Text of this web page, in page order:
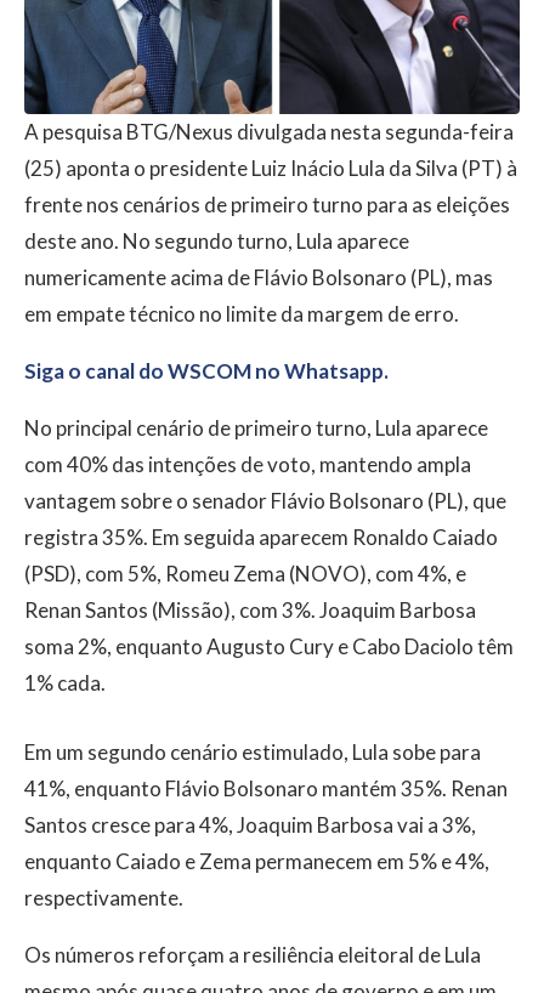
A pesquisa BTG/Nexus divulgada nesta segunda-feira
(25) aponta o presidente Luiz Inácio Lula da Silva (PT) à
frente nos cenários de primeiro turno para as eleições
deste ano. No segundo turno, Lula aparece
numericamente acima de Flávio Bolsonaro (PL), mas
em empate técnico no limite da margem de erro.
Siga o canal do WSCOM no Whatsapp.
No principal cenário de primeiro turno, Lula aparece
com 40% das intenções de voto, mantendo ampla
vantagem sobre o senador Flávio Bolsonaro (PL), que
registra 35%. Em seguida aparecem Ronaldo Caiado
(PSD), com 5%, Romeu Zema (NOVO), com 4%, e
Renan Santos (Missão), com 3%. Joaquim Barbosa
soma 2%, enquanto Augusto Cury e Cabo Daciolo têm
1% cada.
Em um segundo cenário estimulado, Lula sobe para
41%, enquanto Flávio Bolsonaro mantém 35%. Renan
Santos cresce para 4%, Joaquim Barbosa vai a 3%,
enquanto Caiado e Zema permanecem em 5% e 4%,
respectivamente.
Os números reforçam a resiliência eleitoral de Lula